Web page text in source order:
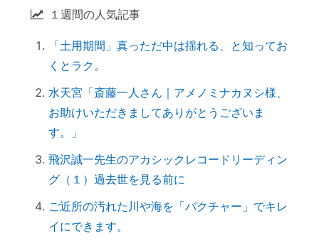
【カウンセリング】引き寄せたいなら、先
産土神社に参拝するメリット →「開運スイ
ッチ」が入る
引き寄せられない本当の理由｜潜在意識の
書き換え・癒しが必要だった
【ご感想｜カウンセリング】心配性の家族
も癒してもらいました
初詣に間に合わせるには、今がリサーチの
「氏神神社」と「産土神社」の違いは何で
すか？
１週間の人気記事
「土用期間」真っただ中は揺れる、と知ってお
くとラク。
水天宮「斎藤一人さん｜アメノミナカヌシ様、
お助けいただきましてありがとうございま
す。」
飛沢誠一先生のアカシックレコードリーディン
グ（１）過去世を見る前に
ご近所の汚れた川や海を「バクチャー」でキレ
イにできます。